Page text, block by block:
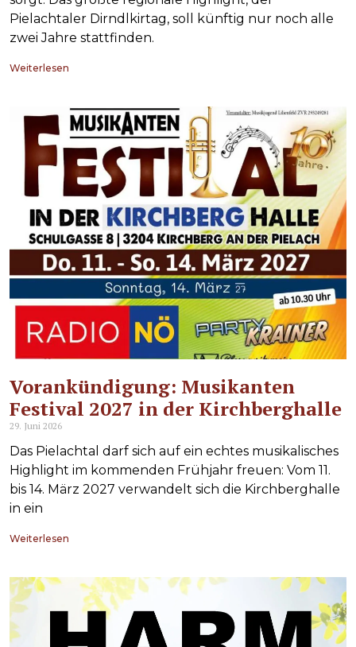
Pielachtaler Dirndlkirtag, soll künftig nur noch alle
zwei Jahre stattfinden.
Weiterlesen
Vorankündigung: Musikanten
Festival 2027 in der Kirchberghalle
29. Juni 2026
Das Pielachtal darf sich auf ein echtes musikalisches
Highlight im kommenden Frühjahr freuen: Vom 11.
bis 14. März 2027 verwandelt sich die Kirchberghalle
in ein
Weiterlesen